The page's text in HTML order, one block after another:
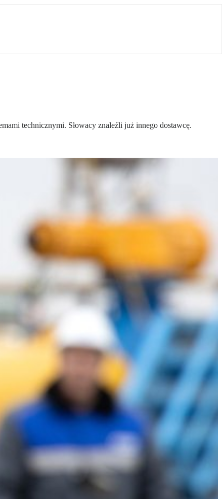
technicznymi. Słowacy znaleźli już innego dostawcę.